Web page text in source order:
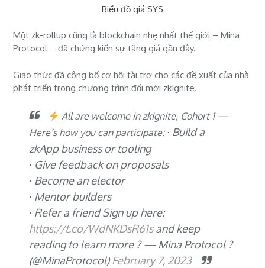
Biểu đồ giá SYS
Một zk-rollup cũng là blockchain nhẹ nhất thế giới – Mina
Protocol – đã chứng kiến ​sự tăng giá gần đây.
Giao thức đã công bố cơ hội tài trợ cho các đề xuất của nhà
phát triển trong chương trình đổi mới zkIgnite.
All are welcome in zkIgnite, Cohort 1 —
Here’s how you can participate: ∙ Build a
zkApp business or tooling
∙ Give feedback on proposals
∙ Become an elector
∙ Mentor builders
∙ Refer a friend Sign up here:
https://t.co/WdNKDsR61sand keep
reading to learn more ? — Mina Protocol ?
(@MinaProtocol)February 7, 2023